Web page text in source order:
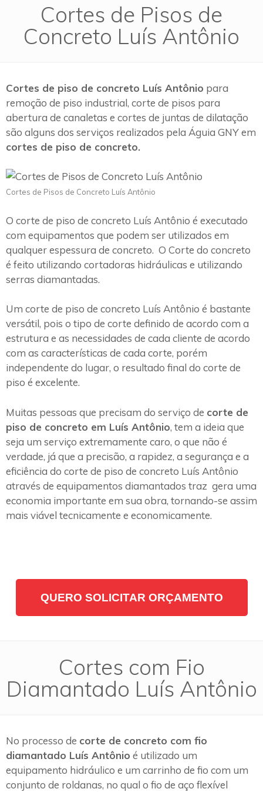
Cortes de Pisos de
Concreto Luís Antônio
Cortes de piso de concreto Luís Antônio para
remoção de piso industrial, corte de pisos para
abertura de canaletas e cortes de juntas de dilatação
são alguns dos serviços realizados pela Águia GNY em
cortes de piso de concreto.
Cortes de Pisos de Concreto Luís Antônio
O corte de piso de concreto Luís Antônio é executado
com equipamentos que podem ser utilizados em
qualquer espessura de concreto. O Corte do concreto
é feito utilizando cortadoras hidráulicas e utilizando
serras diamantadas.
Um corte de piso de concreto Luís Antônio é bastante
versátil, pois o tipo de corte definido de acordo com a
estrutura e as necessidades de cada cliente de acordo
com as características de cada corte, porém
independente do lugar, o resultado final do corte de
piso é excelente.
Muitas pessoas que precisam do serviço de corte de
piso de concreto em Luís Antônio, tem a ideia que
seja um serviço extremamente caro, o que não é
verdade, já que a precisão, a rapidez, a segurança e a
eficiência do corte de piso de concreto Luís Antônio
através de equipamentos diamantados traz gera uma
economia importante em sua obra, tornando-se assim
mais viável tecnicamente e economicamente.
QUERO SOLICITAR ORÇAMENTO
Cortes com Fio
Diamantado Luís Antônio
No processo de corte de concreto com fio
diamantado Luís Antônio é utilizado um
equipamento hidráulico e um carrinho de fio com um
conjunto de roldanas, no qual o fio de aço flexível